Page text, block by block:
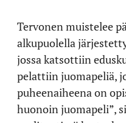
Tervonen muistelee
alkupuolella
jossa katsottiin
pelattiin juomapeliä,
puheenaiheena on
huonoin juomapeli”,